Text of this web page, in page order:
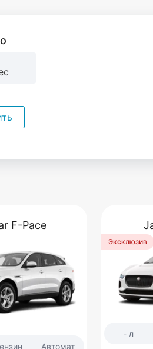
F-Pace
Автомат
Эксклюзив
- л